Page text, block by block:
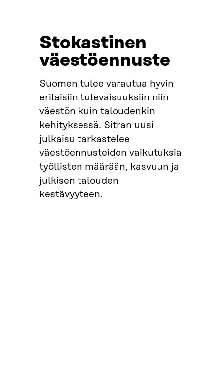
Stokastinen
väestöennuste
Suomen tulee varautua hyvin
erilaisiin tulevaisuuksiin niin
väestön kuin taloudenkin
kehityksessä. Sitran uusi
julkaisu tarkastelee
väestöennusteiden vaikutuksia
työllisten määrään, kasvuun ja
julkisen talouden
kestävyyteen.